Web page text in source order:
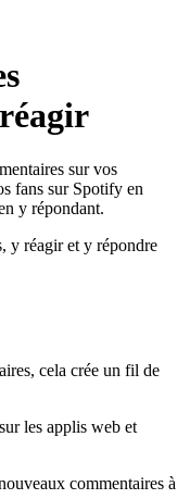
sur vos
fans sur Spotify en
y répondant.
y réagir et y répondre
cela crée un fil de
les applis web et
commentaires à